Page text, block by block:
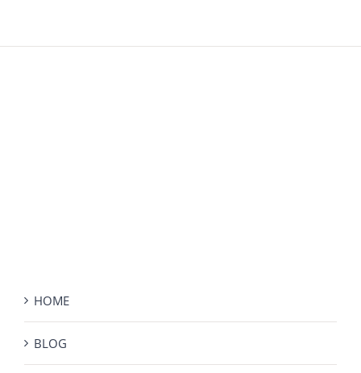
HOME
BLOG